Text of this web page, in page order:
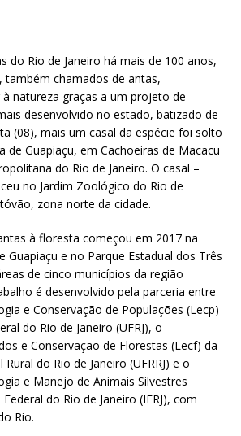
do Rio de Janeiro há mais de 100 anos,
também chamados de antas,
natureza graças a um projeto de
desenvolvido no estado, batizado de
(08), mais um casal da espécie foi solto
de Guapiaçu, em Cachoeiras de Macacu
do Rio de Janeiro. O casal –
no Jardim Zoológico do Rio de
zona norte da cidade.
à floresta começou em 2017 na
Guapiaçu e no Parque Estadual dos Três
de cinco municípios da região
é desenvolvido pela parceria entre
e Conservação de Populações (Lecp)
do Rio de Janeiro (UFRJ), o
e Conservação de Florestas (Lecf) da
do Rio de Janeiro (UFRRJ) e o
e Manejo de Animais Silvestres
do Rio de Janeiro (IFRJ), com
Rio.